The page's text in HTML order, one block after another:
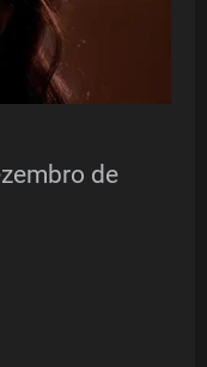
de